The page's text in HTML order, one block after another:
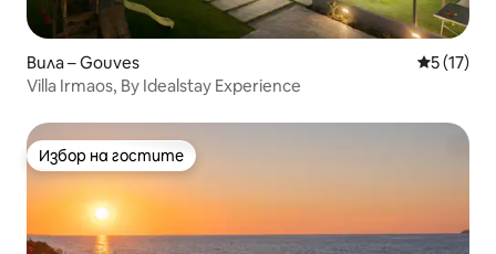
Вила – Gouves Средна
5 (17)
Villa Irmaos, By Idealstay Experience
Избор на гостите
Избор на гостите